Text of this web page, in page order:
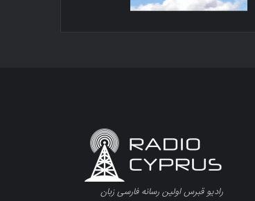
رادیو قبرس اولین رسانه فارسی زبان